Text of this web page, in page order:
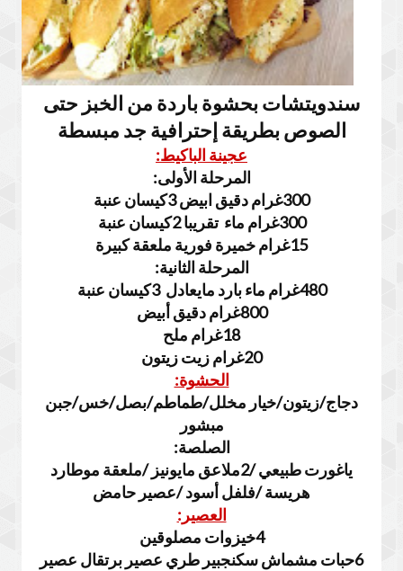
سندويتشات بحشوة باردة من الخبز حتى
الصوص بطريقة إحترافية جد مبسطة
عجينة الباكيط:
المرحلة الأولى:
300غرام دقيق ابيض 3كيسان عنبة
300غرام ماء تقريبا 2كيسان عنبة
15غرام خميرة فورية ملعقة كبيرة
المرحلة الثانية:
480غرام ماء بارد مايعادل 3كيسان عنبة
800غرام دقيق أبيض
18غرام ملح
20غرام زيت زيتون
الحشوة:
دجاج/زيتون/خيار مخلل/طماطم/بصل/خس/جبن
مبشور
الصلصة:
ياغورت طبيعي /2ملاعق مايونيز /ملعقة موطارد
هريسة /فلفل أسود /عصير حامض
العصير:
4خيزوات مصلوقين
6حبات مشماش سكنجبير طري عصير برتقال عصير